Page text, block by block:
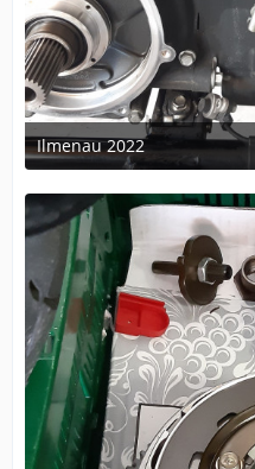
Ilmenau 2022
25. Juli 2022 um 08:02